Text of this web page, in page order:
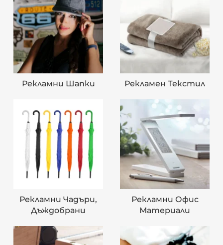
Рекламни Шапки Рекламен Текстил
Рекламни Чадъри,
Дъждобрани
Рекламни Офис
Материали